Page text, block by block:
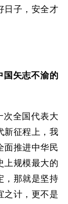
日子，安全才
国矢志不渝的
次全国代表大
新征程上，我
面推进中华民
上规模最大的
，那就是坚持
之计，更不是